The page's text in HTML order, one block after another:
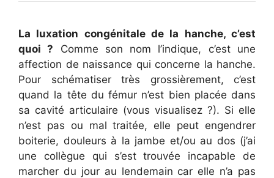
La luxation congénitale de la hanche, c’est
quoi ? Comme son nom l’indique, c’est une
affection de naissance qui concerne la hanche.
Pour schématiser très grossièrement, c’est
quand la tête du fémur n’est bien placée dans
sa cavité articulaire (vous visualisez ?). Si elle
n’est pas ou mal traitée, elle peut engendrer
boiterie, douleurs à la jambe et/ou au dos (j’ai
une collègue qui s’est trouvée incapable de
marcher du jour au lendemain car elle n’a pas